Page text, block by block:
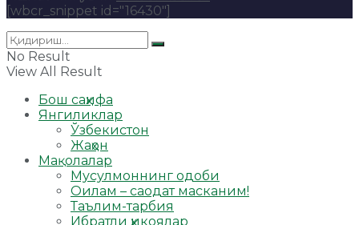
[wbcr_snippet id="16430"]
No Result
View All Result
Бош саҳифа
Янгиликлар
Ўзбекистон
Жаҳон
Мақолалар
Мусулмоннинг одоби
Оилам – саодат масканим!
Таълим-тарбия
Ибратли ҳикоялар